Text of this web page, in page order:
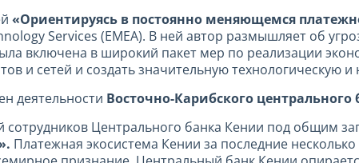
«Ориентируясь в постоянно меняющемся
Services (EMEA). В ней автор размышляет об
включена в широкий пакет мер по реализации
и сетей и создать значительную технологическую
деятельности Восточно-Карибского центрального
сотрудников Центрального банка Кении под общим
Платежная экосистема Кении за последние